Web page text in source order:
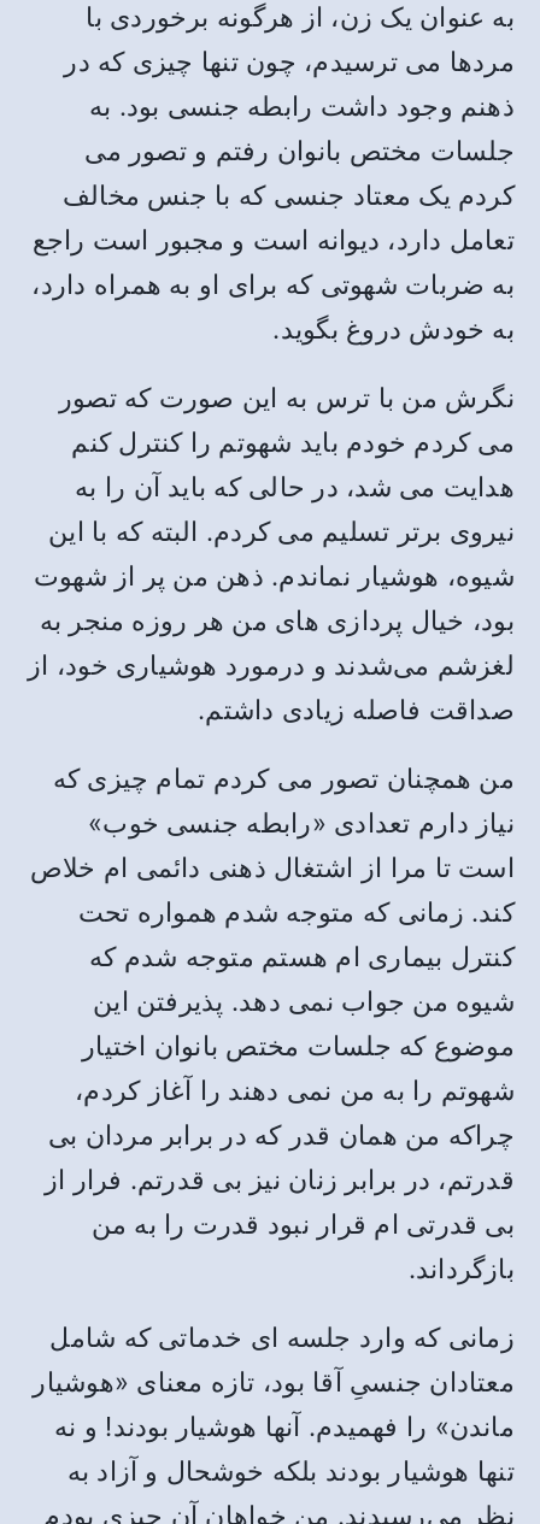
به عنوان یک زن، از هرگونه برخوردی با
مردها می ترسیدم، چون تنها چیزی که در
ذهنم وجود داشت رابطه جنسی بود. به
جلسات مختص بانوان رفتم و تصور می
کردم یک معتاد جنسی که با جنس مخالف
تعامل دارد، دیوانه است و مجبور است راجع
به ضربات شهوتی که برای او به همراه دارد،
به خودش دروغ بگوید.
نگرش من با ترس به این صورت که تصور
می کردم خودم باید شهوتم را کنترل کنم
هدایت می شد، در حالی که باید آن را به
نیروی برتر تسلیم می کردم. البته که با این
شیوه، هوشیار نماندم. ذهن من پر از شهوت
بود، خیال پردازی های من هر روزه منجر به
لغزشم می‌شدند و درمورد هوشیاری خود، از
صداقت فاصله زیادی داشتم.
من همچنان تصور می کردم تمام چیزی که
نیاز دارم تعدادی «رابطه جنسی خوب»
است تا مرا از اشتغال ذهنی دائمی ام خلاص
کند. زمانی که متوجه شدم همواره تحت
کنترل بیماری ام هستم متوجه شدم که
شیوه من جواب نمی‌ دهد. پذیرفتن این
موضوع که جلسات مختص بانوان اختیار
شهوتم را به من نمی دهند را آغاز کردم،
چراکه من همان ‌قدر که در برابر مردان بی
قدرتم، در برابر زنان نیز بی قدرتم. فرار از
بی قدرتی ام قرار نبود قدرت را به من
بازگرداند.
زمانی که وارد جلسه ای خدماتی که شامل
معتادان جنسیِ آقا بود، تازه معنای «هوشیار
ماندن» را فهمیدم. آنها هوشیار بودند! و نه
تنها هوشیار بودند بلکه خوشحال و آزاد به
نظر می‌رسیدند. من خواهان آن چیزی بودم